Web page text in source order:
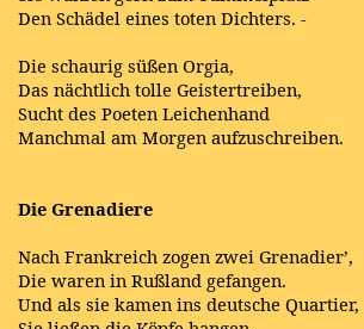
Den Schädel eines toten Dichters. -
Die schaurig süßen Orgia,
Das nächtlich tolle Geistertreiben,
Sucht des Poeten Leichenhand
Manchmal am Morgen aufzuschreiben.
Die Grenadiere
Nach Frankreich zogen zwei Grenadier’,
Die waren in Rußland gefangen.
Und als sie kamen ins deutsche Quartier,